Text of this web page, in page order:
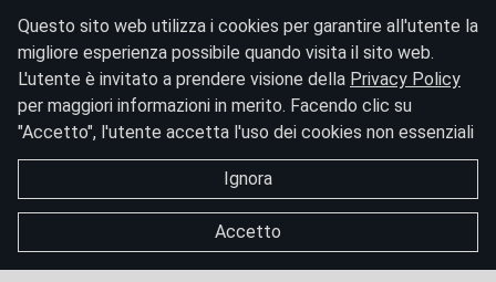
Questo sito web utilizza i cookies per garantire all'utente la
migliore esperienza possibile quando visita il sito web.
L'utente è invitato a prendere visione della Privacy Policy
per maggiori informazioni in merito. Facendo clic su
"Accetto", l'utente accetta l'uso dei cookies non essenziali
Ignora
Accetto